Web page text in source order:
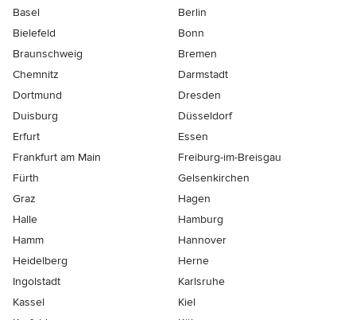
Basel
Berlin
Bielefeld
Bonn
Braunschweig
Bremen
Chemnitz
Darmstadt
Dortmund
Dresden
Duisburg
Düsseldorf
Erfurt
Essen
Frankfurt am Main
Freiburg-im-Breisgau
Fürth
Gelsenkirchen
Graz
Hagen
Halle
Hamburg
Hamm
Hannover
Heidelberg
Herne
Ingolstadt
Karlsruhe
Kassel
Kiel